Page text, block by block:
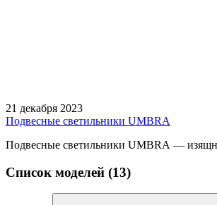
21 декабря 2023
Подвесные светильники UMBRA
Подвесные светильники UMBRA —
Список моделей (13)